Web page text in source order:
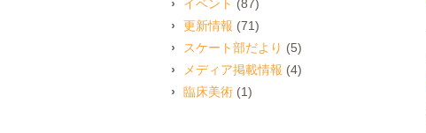
イベント (87)
更新情報 (71)
スケート部だより (5)
メディア掲載情報 (4)
臨床美術 (1)